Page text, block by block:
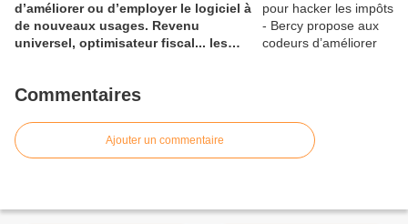
d’améliorer ou d’employer le logiciel à
de nouveaux usages. Revenu
universel, optimisateur fiscal... les
Commentaires
Ajouter un commentaire